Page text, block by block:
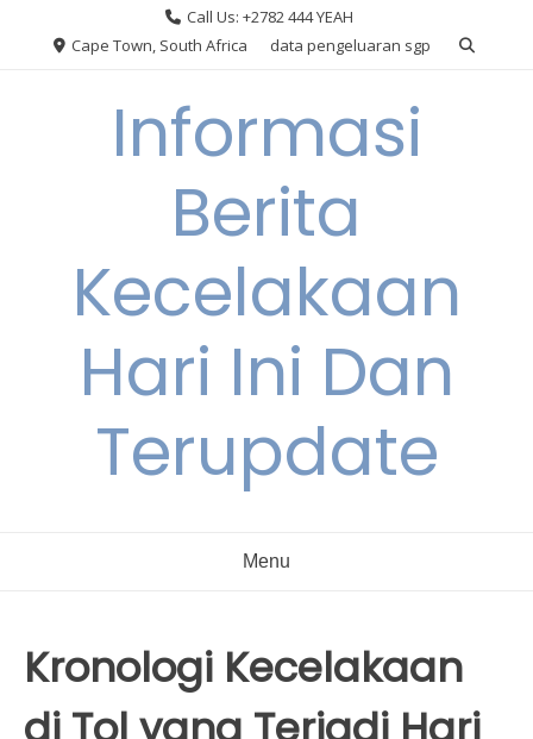
Call Us: +2782 444 YEAH
Cape Town, South Africa
data pengeluaran sgp
Informasi
Berita
Kecelakaan
Hari Ini Dan
Terupdate
Menu
Kronologi Kecelakaan